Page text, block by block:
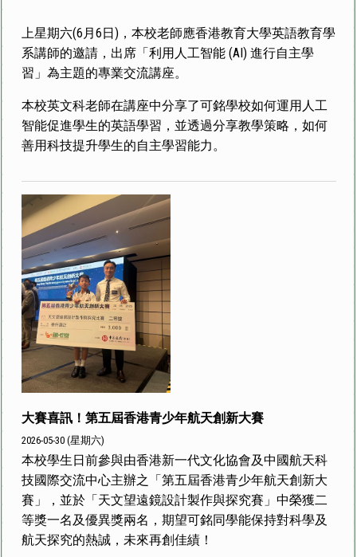
上星期六(6月6日)，本校老師應香港教育大學英語教育學
系講師的邀請，出席「利用人工智能 (AI) 進行自主學
習」為主題的專業交流講座。
本校英文科老師在講座中分享了可銘學校如何運用人工
智能促進學生的英語學習，並透過分享教學策略，如何
善用科技提升學生的自主學習能力。
大賽喜訊！第五屆香港青少年航天創新大賽
2026-05-30 (星期六)
本校學生日前參與由香港新一代文化協會及中國航天科
技國際交流中心主辦之「第五屆香港青少年航天創新大
賽」，並於「天文望遠鏡設計製作與探究賽」中榮獲二
等獎一名及優異獎兩名，期望可銘同學能保持對科學及
航天探究的熱誠，未來再創佳績！